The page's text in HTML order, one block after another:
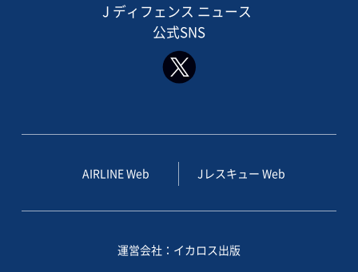
J ディフェンス ニュース
公式SNS
AIRLINE Web Jレスキュー Web
運営会社：イカロス出版